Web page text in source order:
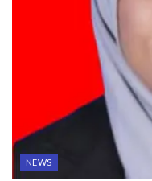
NEWS